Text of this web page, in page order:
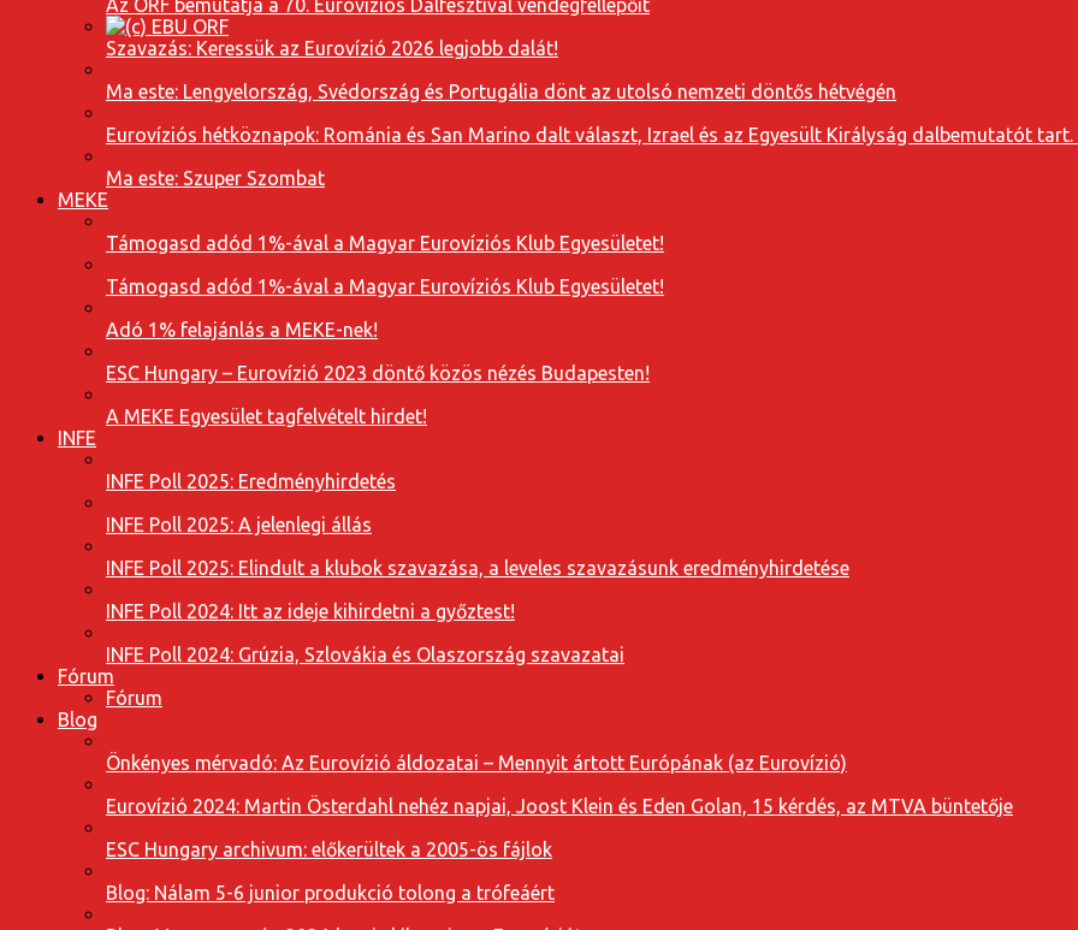
Az ORF bemutatja a 70. Eurovíziós Dalfesztivál vendégfellépőit
Szavazás: Keressük az Eurovízió 2026 legjobb dalát!
Ma este: Lengyelország, Svédország és Portugália dönt az utolsó nemzeti döntős hétvégén
Eurovíziós hétköznapok: Románia és San Marino dalt választ, Izrael és az Egyesült Királyság dalbemutatót tart.
Ma este: Szuper Szombat
MEKE
Támogasd adód 1%-ával a Magyar Eurovíziós Klub Egyesületet!
Támogasd adód 1%-ával a Magyar Eurovíziós Klub Egyesületet!
Adó 1% felajánlás a MEKE-nek!
ESC Hungary – Eurovízió 2023 döntő közös nézés Budapesten!
A MEKE Egyesület tagfelvételt hirdet!
INFE
INFE Poll 2025: Eredményhirdetés
INFE Poll 2025: A jelenlegi állás
INFE Poll 2025: Elindult a klubok szavazása, a leveles szavazásunk eredményhirdetése
INFE Poll 2024: Itt az ideje kihirdetni a győztest!
INFE Poll 2024: Grúzia, Szlovákia és Olaszország szavazatai
Fórum
Fórum
Blog
Önkényes mérvadó: Az Eurovízió áldozatai – Mennyit ártott Európának (az Eurovízió)
Eurovízió 2024: Martin Österdahl nehéz napjai, Joost Klein és Eden Golan, 15 kérdés, az MTVA büntetője
ESC Hungary archivum: előkerültek a 2005-ös fájlok
Blog: Nálam 5-6 junior produkció tolong a trófeáért